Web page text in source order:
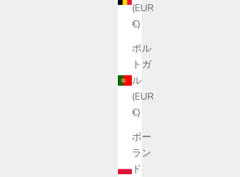
(EUR
€)
ポル
トガ
ル
(EUR
€)
ポー
ラン
ド